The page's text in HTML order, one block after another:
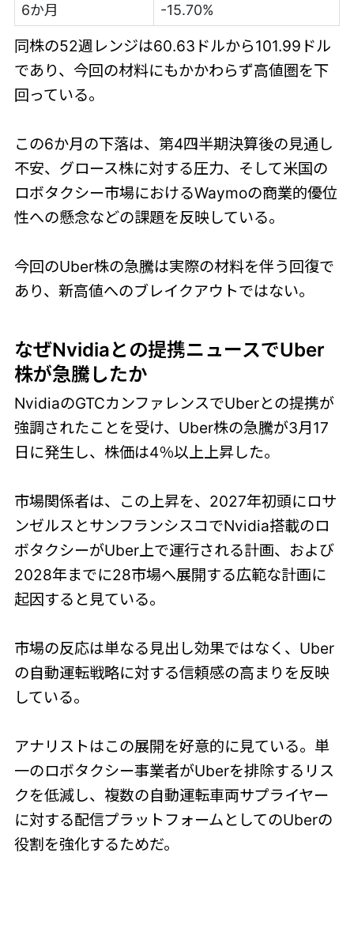
6か月 -15.70%
同株の52週レンジは60.63ドルから101.99ドル
であり、今回の材料にもかかわらず高値圏を下
回っている。
この6か月の下落は、第4四半期決算後の見通し
不安、グロース株に対する圧力、そして米国の
ロボタクシー市場におけるWaymoの商業的優位
性への懸念などの課題を反映している。
今回のUber株の急騰は実際の材料を伴う回復で
あり、新高値へのブレイクアウトではない。
なぜNvidiaとの提携ニュースでUber
株が急騰したか
NvidiaのGTCカンファレンスでUberとの提携が
強調されたことを受け、Uber株の急騰が3月17
日に発生し、株価は4％以上上昇した。
市場関係者は、この上昇を、2027年初頭にロサ
ンゼルスとサンフランシスコでNvidia搭載のロ
ボタクシーがUber上で運行される計画、および
2028年までに28市場へ展開する広範な計画に
起因すると見ている。
市場の反応は単なる見出し効果ではなく、Uber
の自動運転戦略に対する信頼感の高まりを反映
している。
アナリストはこの展開を好意的に見ている。単
一のロボタクシー事業者がUberを排除するリス
クを低減し、複数の自動運転車両サプライヤー
に対する配信プラットフォームとしてのUberの
役割を強化するためだ。